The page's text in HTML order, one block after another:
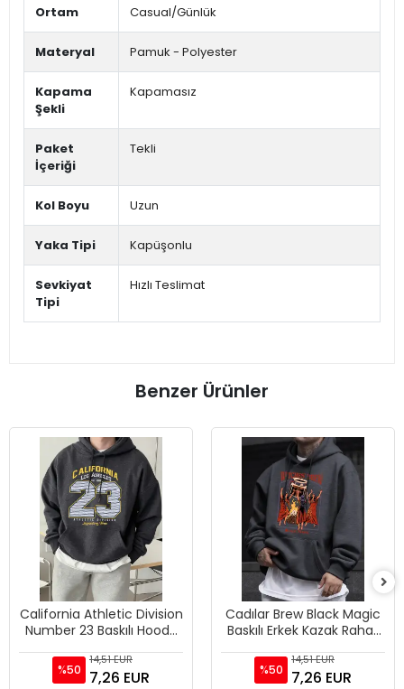
Ortam Casual/Günlük
Materyal Pamuk - Polyester
Kapama
Şekli
Kapamasız
Paket
İçeriği
Tekli
Kol Boyu Uzun
Yaka Tipi Kapüşonlu
Sevkiyat
Tipi
Hızlı Teslimat
Benzer Ürünler
California Athletic Division
Number 23 Baskılı Hoody
Sweatshirtler
%50
14,51 EUR
7,26 EUR
Cadılar Brew Black Magic
Baskılı Erkek Kazak Rahat
Tüm Maç Hoody Unisex S
%50
14,51 EUR
7,26 EUR